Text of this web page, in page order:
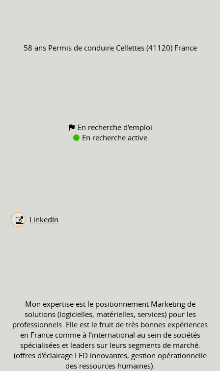
58 ans Permis de conduire Cellettes (41120) France
En recherche d'emploi
En recherche active
LinkedIn
Mon expertise est le positionnement Marketing de
solutions (logicielles, matérielles, services) pour les
professionnels. Elle est le fruit de très bonnes expériences
en France comme à l’international au sein de sociétés
spécialisées et leaders sur leurs segments de marché.
(offres d'éclairage LED innovantes, gestion opérationnelle
des ressources humaines).